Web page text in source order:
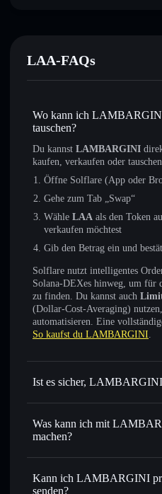
LAA-FAQs
Wo kann ich
tauschen?
Du kannst LAMBARGINI
kaufen, verkaufen oder
Öffne Solflare (App oder
Gehe zum Tab „Swap“
Wähle LAA als den Token
verkaufen möchtest
Gib den Betrag ein und
Solflare nutzt intelligentes
Solana-DEXes hinweg, um für
zu finden. Du kannst auch
(Dollar-Cost-Averaging)
automatisieren. Eine
So kaufst du LAMBARGINI.
Ist es sicher,
LAMBARGINI
Was kann ich mit
machen?
LAMBARGINI
Sofort tauschen – handle
Tausende anderer Solana-
Kann ich LAMBARGINI
senden?